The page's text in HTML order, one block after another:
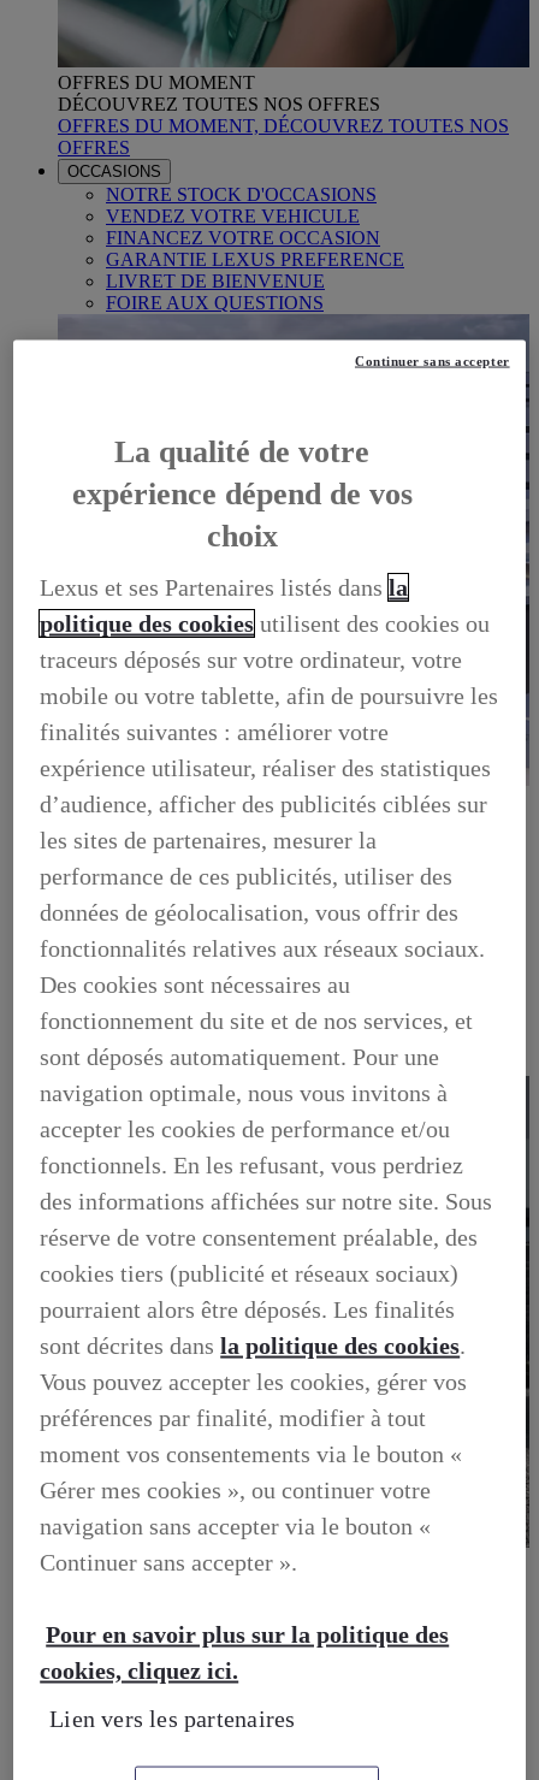
OFFRES DU MOMENT
DÉCOUVREZ TOUTES NOS OFFRES
OFFRES DU MOMENT, DÉCOUVREZ TOUTES NOS
OFFRES
OCCASIONS
NOTRE STOCK D'OCCASIONS
VENDEZ VOTRE VEHICULE
FINANCEZ VOTRE OCCASION
GARANTIE LEXUS PREFERENCE
LIVRET DE BIENVENUE
FOIRE AUX QUESTIONS
LEXUS PRÉFÉRENCE
DECOUVREZ LES VOITURES D'OCCASION
LABELLISEES LEXUS PREFERENCE
LEXUS PRÉFÉRENCE, DECOUVREZ LES VOITURES
D'OCCASION LABELLISEES LEXUS PREFERENCE
BUSINESS
ELECTRIFIED TESTDRIVE
ELECTRIFIED PROGRAM
NOS OFFRES DU MOMENT
NOS SOLUTIONS DE FINANCEMENT
CONTACTEZ-NOUS
BUSINESS
BUSINESS, DECOUVREZ NOS SOLUTIONS DEDIEES
AUX PROFESSIONNELS
VOTRE LEXUS
Entretien du vehicule
Controle technique
La qualité de votre
expérience dépend de vos
choix
Lexus et ses Partenaires listés dansla
politique des cookies utilisent des cookies ou
traceurs déposés sur votre ordinateur, votre
mobile ou votre tablette, afin de poursuivre les
finalités suivantes : améliorer votre
expérience utilisateur, réaliser des statistiques
d’audience, afficher des publicités ciblées sur
les sites de partenaires, mesurer la
performance de ces publicités, utiliser des
données de géolocalisation, vous offrir des
fonctionnalités relatives aux réseaux sociaux.
Des cookies sont nécessaires au
fonctionnement du site et de nos services, et
sont déposés automatiquement. Pour une
navigation optimale, nous vous invitons à
accepter les cookies de performance et/ou
fonctionnels. En les refusant, vous perdriez
des informations affichées sur notre site. Sous
réserve de votre consentement préalable, des
cookies tiers (publicité et réseaux sociaux)
pourraient alors être déposés. Les finalités
sont décrites dansla politique des cookies
Vous pouvez accepter les cookies, gérer vos
préférences par finalité, modifier à tout
moment vos consentements via le bouton «
Gérer mes cookies », ou continuer votre
navigation sans accepter via le bouton «
Continuer sans accepter ».
Pour en savoir plus sur la politique des
cookies, cliquez ici.
Lien vers les partenaires
Continuer sans accepter